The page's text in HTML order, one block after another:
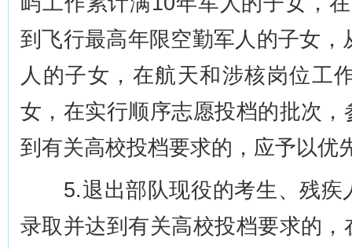
到飞行最高年限空勤军人的子女，
人的子女，在航天和涉核岗位工
女，在实行顺序志愿投档的批次
到有关高校投档要求的，应予以优
5.退出部队现役的考生、残疾
录取并达到有关高校投档要求的